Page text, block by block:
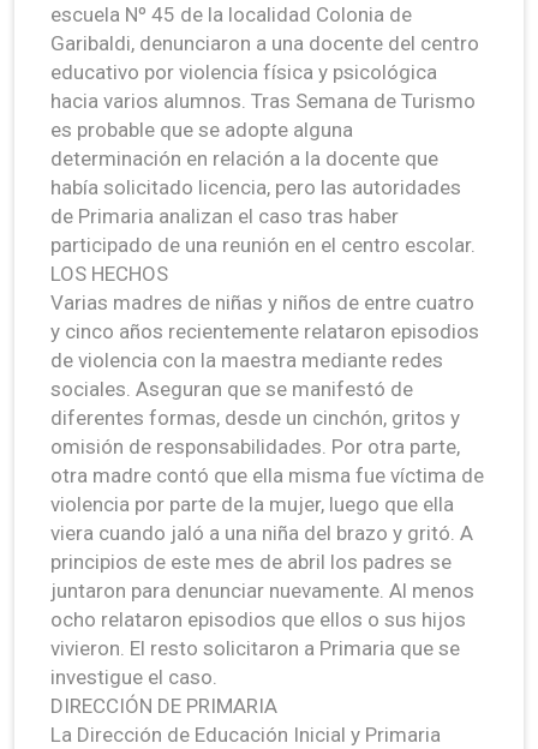
escuela Nº 45 de la localidad Colonia de
Garibaldi, denunciaron a una docente del centro
educativo por violencia física y psicológica
hacia varios alumnos. Tras Semana de Turismo
es probable que se adopte alguna
determinación en relación a la docente que
había solicitado licencia, pero las autoridades
de Primaria analizan el caso tras haber
participado de una reunión en el centro escolar.
LOS HECHOS
Varias madres de niñas y niños de entre cuatro
y cinco años recientemente relataron episodios
de violencia con la maestra mediante redes
sociales. Aseguran que se manifestó de
diferentes formas, desde un cinchón, gritos y
omisión de responsabilidades. Por otra parte,
otra madre contó que ella misma fue víctima de
violencia por parte de la mujer, luego que ella
viera cuando jaló a una niña del brazo y gritó. A
principios de este mes de abril los padres se
juntaron para denunciar nuevamente. Al menos
ocho relataron episodios que ellos o sus hijos
vivieron. El resto solicitaron a Primaria que se
investigue el caso.
DIRECCIÓN DE PRIMARIA
La Dirección de Educación Inicial y Primaria